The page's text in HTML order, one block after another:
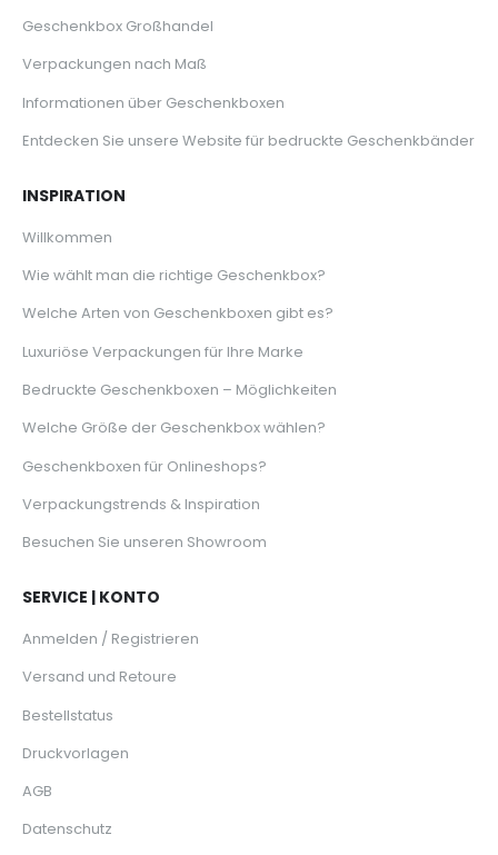
Geschenkbox Großhandel
Verpackungen nach Maß
Informationen über Geschenkboxen
Entdecken Sie unsere Website für bedruckte Geschenkbänder
INSPIRATION
Willkommen
Wie wählt man die richtige Geschenkbox?
Welche Arten von Geschenkboxen gibt es?
Luxuriöse Verpackungen für Ihre Marke
Bedruckte Geschenkboxen – Möglichkeiten
Welche Größe der Geschenkbox wählen?
Geschenkboxen für Onlineshops?
Verpackungstrends & Inspiration
Besuchen Sie unseren Showroom
SERVICE | KONTO
Anmelden / Registrieren
Versand und Retoure
Bestellstatus
Druckvorlagen
AGB
Datenschutz